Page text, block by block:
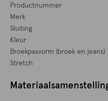
Productnummer
Merk
Sluiting
Kleur
Broekpasvorm (broek en jeans)
Stretch